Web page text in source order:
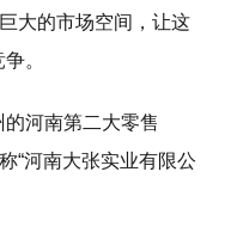
大的市场空间，让这
。
河南第二大零售
“河南大张实业有限公